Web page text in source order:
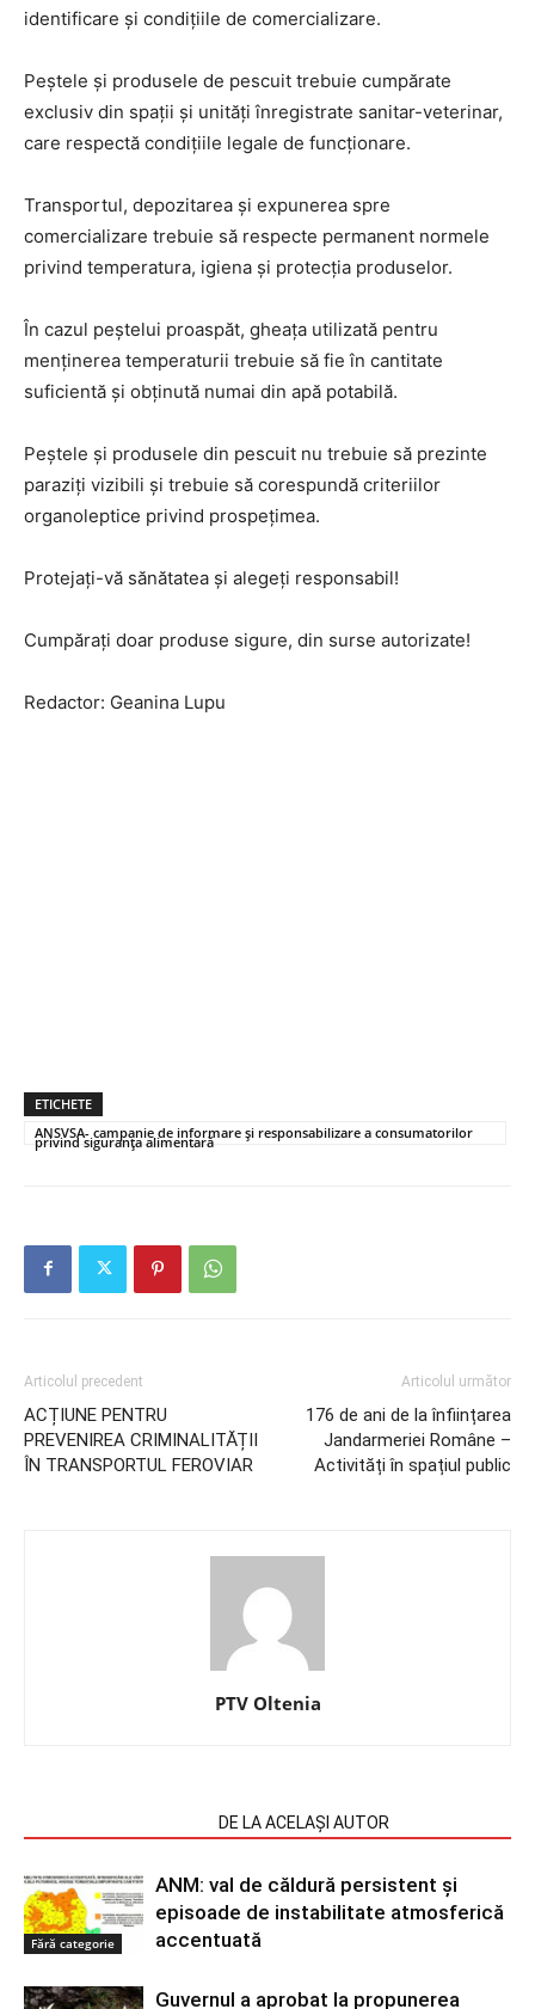
identificare și condițiile de comercializare.
Peștele și produsele de pescuit trebuie cumpărate
exclusiv din spații și unități înregistrate sanitar-veterinar,
care respectă condițiile legale de funcționare.
Transportul, depozitarea și expunerea spre
comercializare trebuie să respecte permanent normele
privind temperatura, igiena și protecția produselor.
În cazul peștelui proaspăt, gheața utilizată pentru
menținerea temperaturii trebuie să fie în cantitate
suficientă și obținută numai din apă potabilă.
Peștele și produsele din pescuit nu trebuie să prezinte
paraziți vizibili și trebuie să corespundă criteriilor
organoleptice privind prospețimea.
Protejați-vă sănătatea și alegeți responsabil!
Cumpărați doar produse sigure, din surse autorizate!
Redactor: Geanina Lupu
ETICHETE
ANSVSA- campanie de informare și responsabilizare a consumatorilor
privind siguranța alimentară
Articolul precedent
ACȚIUNE PENTRU
PREVENIREA CRIMINALITĂȚII
ÎN TRANSPORTUL FEROVIAR
Articolul următor
176 de ani de la înființarea
Jandarmeriei Române –
Activități în spațiul public
PTV Oltenia
DE LA ACELAȘI AUTOR
Fără categorie
ANM: val de căldură persistent și
episoade de instabilitate atmosferică
accentuată
Guvernul a aprobat la propunerea